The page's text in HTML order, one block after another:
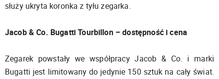
służy ukryta koronka z tyłu zegarka.
Jacob & Co. Bugatti Tourbillon – dostępność i cena
Zegarek powstały we współpracy Jacob & Co. i marki
Bugatti jest limitowany do jedynie 150 sztuk na cały świat.